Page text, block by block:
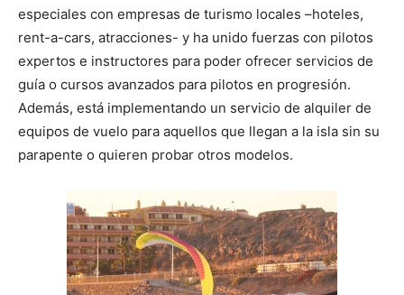
especiales con empresas de turismo locales –hoteles,
rent-a-cars, atracciones- y ha unido fuerzas con pilotos
expertos e instructores para poder ofrecer servicios de
guía o cursos avanzados para pilotos en progresión.
Además, está implementando un servicio de alquiler de
equipos de vuelo para aquellos que llegan a la isla sin su
parapente o quieren probar otros modelos.